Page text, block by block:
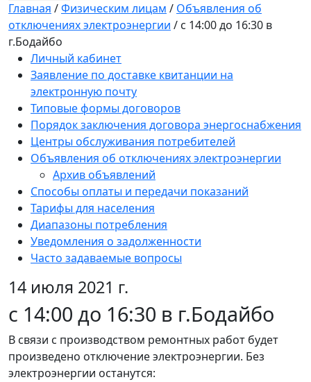
Главная /Физическим лицам / Объявления об
отключениях электроэнергии / с 14:00 до 16:30 в
г.Бодайбо
Личный кабинет
Заявление по доставке квитанции на
электронную почту
Типовые формы договоров
Порядок заключения договора энергоснабжения
Центры обслуживания потребителей
Объявления об отключениях электроэнергии
Архив объявлений
Способы оплаты и передачи показаний
Тарифы для населения
Диапазоны потребления
Уведомления о задолженности
Часто задаваемые вопросы
14 июля 2021 г.
с 14:00 до 16:30 в г.Бодайбо
В связи с производством ремонтных работ будет
произведено отключение электроэнергии. Без
электроэнергии останутся: